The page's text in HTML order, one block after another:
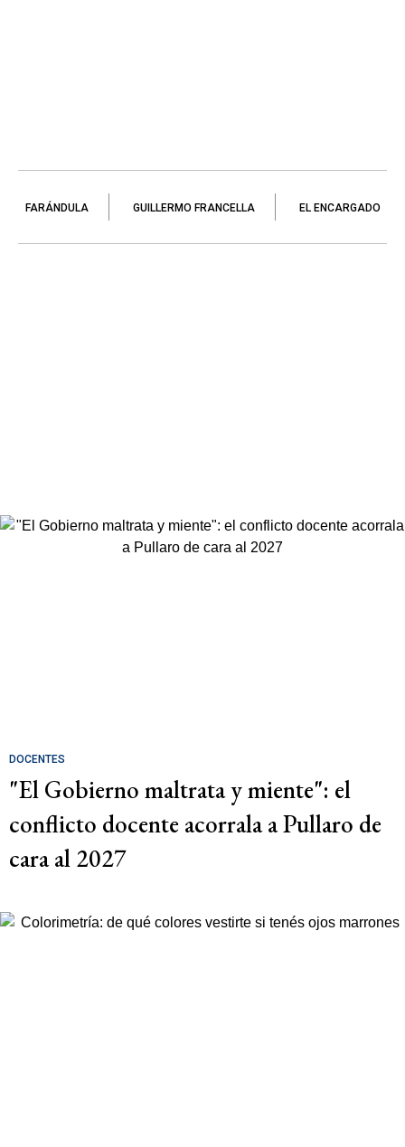
FARÁNDULA GUILLERMO FRANCELLA EL ENCARGADO
DOCENTES
"El Gobierno maltrata y miente": el
conflicto docente acorrala a Pullaro de
cara al 2027